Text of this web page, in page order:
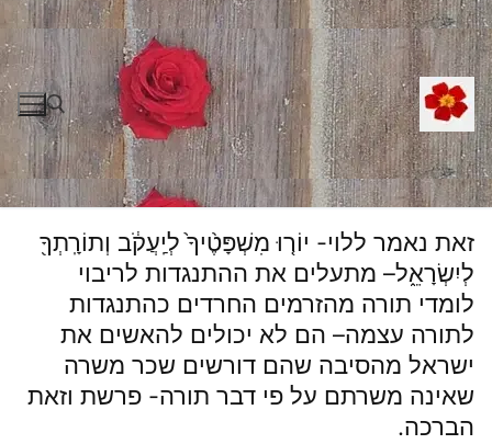
דלג
לתוכן
חפש:
זאת נאמר ללוי- יוֹר֤וּ מִשְׁפָּטֶ֨יךָ֙ לְיַֽעֲקֹ֔ב וְתוֹרָֽתְךָ֖
לְיִשְׂרָאֵ֑ל– מתעלים את ההתנגדות לריבוי
לומדי תורה מהזרמים החרדים כהתנגדות
לתורה עצמה– הם לא יכולים להאשים את
ישראל מהסיבה שהם דורשים שכר משרה
שאינה משרתם על פי דבר תורה- פרשת וזאת
הברכה.